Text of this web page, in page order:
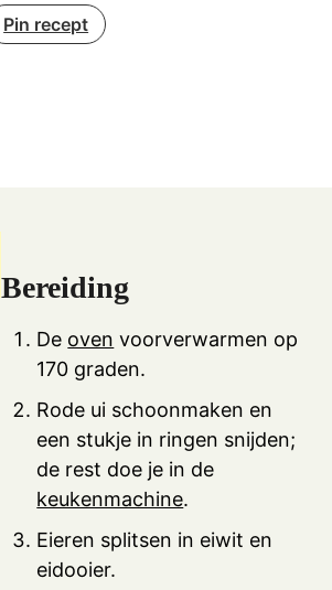
Pin recept
Bereiding
De oven voorverwarmen op
170 graden.
Rode ui schoonmaken en
een stukje in ringen snijden;
de rest doe je in de
keukenmachine.
Eieren splitsen in eiwit en
eidooier.